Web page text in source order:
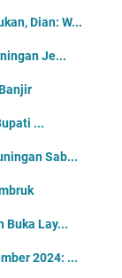
Dian: W...
Je...
...
Sab...
Buka Lay...
2024: ...